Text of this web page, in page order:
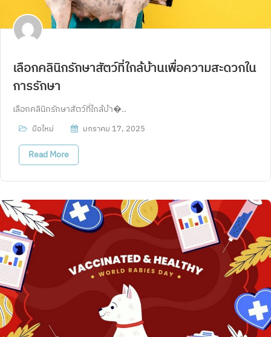
เลือกคลินิกรักษาสัตว์ที่ใกล้บ้านเพื่อความสะดวกใน
การรักษา
เลือกคลินิกรักษาสัตว์ที่ใกล้บ้า�..
มือใหม่ มกราคม 17, 2025
Read More